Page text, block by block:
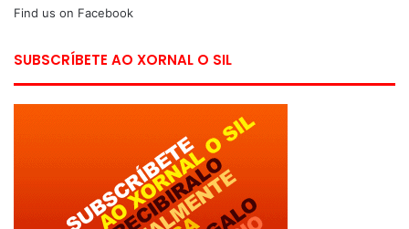
Find us on Facebook
SUBSCRÍBETE AO XORNAL O SIL